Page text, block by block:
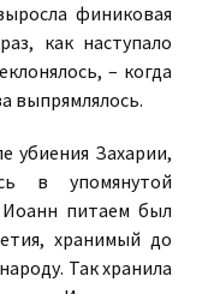
финиковая
как наступало
– когда
выпрямлялось.
убиения Захарии,
в упомянутой
питаем был
хранимый до
Так хранила